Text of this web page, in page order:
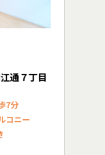
通７丁目
7分
コニー